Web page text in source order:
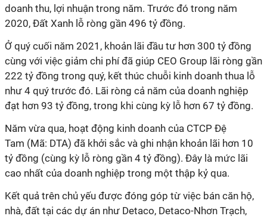
doanh thu, lợi nhuận trong năm. Trước đó trong năm
2020, Đất Xanh lỗ ròng gần 496 tỷ đồng.
Ở quý cuối năm 2021, khoản lãi đầu tư hơn 300 tỷ đồng
cùng với việc giảm chi phí đã giúp CEO Group lãi ròng gần
222 tỷ đồng trong quý, kết thúc chuỗi kinh doanh thua lỗ
như 4 quý trước đó. Lãi ròng cả năm của doanh nghiệp
đạt hơn 93 tỷ đồng, trong khi cùng kỳ lỗ hơn 67 tỷ đồng.
Năm vừa qua, hoạt động kinh doanh của CTCP Đệ
Tam (Mã: DTA) đã khởi sắc và ghi nhận khoản lãi hơn 10
tỷ đồng (cùng kỳ lỗ ròng gần 4 tỷ đồng). Đây là mức lãi
cao nhất của doanh nghiệp trong một thập kỷ qua.
Kết quả trên chủ yếu được đóng góp từ việc bán căn hộ,
nhà, đất tại các dự án như Detaco, Detaco-Nhơn Trạch,